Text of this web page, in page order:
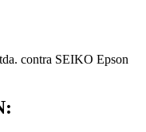
contra SEIKO Epson